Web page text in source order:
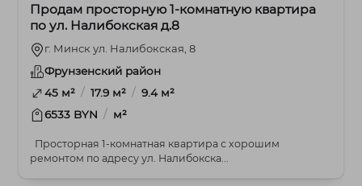
Продам просторную 1-комнатную квартира
по ул. Налибокская д.8
г. Минск ул. Налибокская, 8
Фрунзенский район
45 м² / 17.9 м² / 9.4 м²
6533 BYN / м²
Просторная 1-комнатная квартира с хорошим
ремонтом по адресу ул. Налибокска...